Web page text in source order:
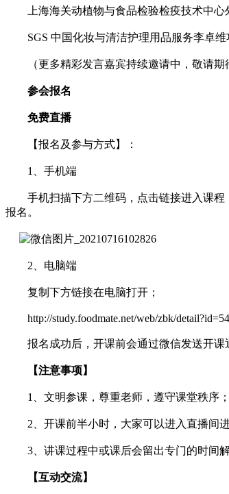
上海海关动植物与食品检验检疫技术中心
SGS 中国化妆与清洁护理用品服务李卓维
（更多精彩发言嘉宾持续邀请中，敬请期
参会报名
免费直播
【报名及参与方式】：
1、手机端
手机扫描下方二维码，点击链接进入课程
报名。
2、电脑端
复制下方链接在电脑打开；
http://study.foodmate.net/web/zbk/
报名成功后，开课前会通过微信发送开课
【注意事项】
1、文明参课，尊重老师，遵守课堂秩序；
2、开课前半小时，大家可以进入直播间进
3、讲课过程中或课后会留出专门的时间解
【互动交流】